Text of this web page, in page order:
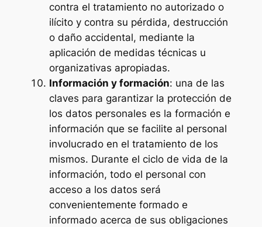
contra el tratamiento no autorizado o
ilícito y contra su pérdida, destrucción
o daño accidental, mediante la
aplicación de medidas técnicas u
organizativas apropiadas.
Información y formación: una de las
claves para garantizar la protección de
los datos personales es la formación e
información que se facilite al personal
involucrado en el tratamiento de los
mismos. Durante el ciclo de vida de la
información, todo el personal con
acceso a los datos será
convenientemente formado e
informado acerca de sus obligaciones